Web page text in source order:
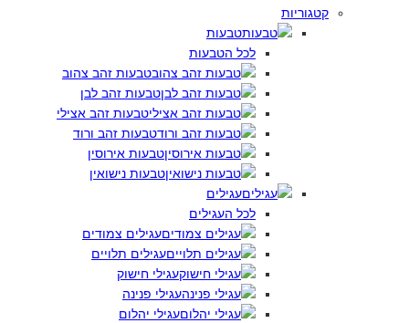
קטגוריות
טבעות
לכל הטבעות
טבעות זהב צהוב
טבעות זהב לבן
טבעות זהב אצילי
טבעות זהב ורוד
טבעות אירוסין
טבעות נישואין
עגילים
לכל העגילים
עגילים צמודים
עגילים תלויים
עגילי חישוק
עגילי פנינה
עגילי יהלום